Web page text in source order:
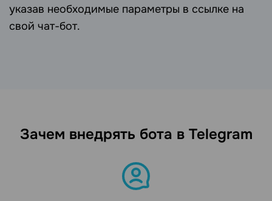
указав необходимые параметры в ссылке на
свой чат-бот.
Зачем внедрять бота в Telegram